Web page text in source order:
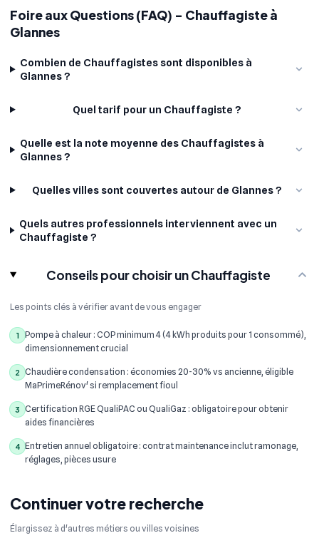
Foire aux Questions (FAQ) - Chauffagiste à
Glannes
Combien de Chauffagistes sont disponibles à
Glannes ?
Quel tarif pour un Chauffagiste ?
Quelle est la note moyenne des Chauffagistes à
Glannes ?
Quelles villes sont couvertes autour de Glannes ?
Quels autres professionnels interviennent avec un
Chauffagiste ?
Conseils pour choisir un Chauffagiste
Les points clés à vérifier avant de vous engager
1
Pompe à chaleur : COP minimum 4 (4 kWh produits pour 1 consommé),
dimensionnement crucial
2
Chaudière condensation : économies 20-30% vs ancienne, éligible
MaPrimeRénov' si remplacement fioul
3
Certification RGE QualiPAC ou QualiGaz : obligatoire pour obtenir
aides financières
4 Entretien annuel obligatoire : contrat maintenance inclut ramonage,
réglages, pièces usure
Continuer votre recherche
Élargissez à d'autres métiers ou villes voisines